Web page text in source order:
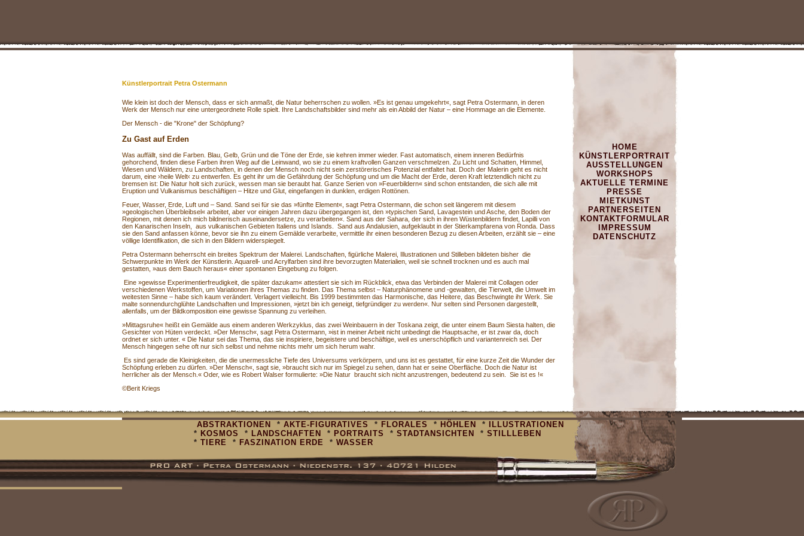
Künstlerportrait Petra Ostermann
Wie klein ist doch der Mensch, dass er sich anmaßt, die Natur beherrschen zu wollen. »Es ist genau umgekehrt«, sagt Petra Ostermann, in deren
Werk der Mensch nur eine untergeordnete Rolle spielt. Ihre Landschaftsbilder sind mehr als ein Abbild der Natur – eine Hommage an die Elemente.
Der Mensch - die "Krone" der Schöpfung?
Zu Gast auf Erden
Was auffällt, sind die Farben. Blau, Gelb, Grün und die Töne der Erde, sie kehren immer wieder. Fast automatisch, einem inneren Bedürfnis
gehorchend, finden diese Farben ihren Weg auf die Leinwand, wo sie zu einem kraftvollen Ganzen verschmelzen. Zu Licht und Schatten, Himmel,
Wiesen und Wäldern, zu Landschaften, in denen der Mensch noch nicht sein zerstörerisches Potenzial entfaltet hat. Doch der Malerin geht es nicht
darum, eine ›heile Welt‹ zu entwerfen. Es geht ihr um die Gefährdung der Schöpfung und um die Macht der Erde, deren Kraft letztendlich nicht zu
bremsen ist: Die Natur holt sich zurück, wessen man sie beraubt hat. Ganze Serien von »Feuerbildern« sind schon entstanden, die sich alle mit
Eruption und Vulkanismus beschäftigen – Hitze und Glut, eingefangen in dunklen, erdigen Rottönen.
Feuer, Wasser, Erde, Luft und – Sand. Sand sei für sie das »fünfte Element«, sagt Petra Ostermann, die schon seit längerem mit diesem
»geologischen Überbleibsel« arbeitet, aber vor einigen Jahren dazu übergegangen ist, den »typischen Sand, Lavagestein und Asche, den Boden der
Regionen, mit denen ich mich bildnerisch auseinandersetze, zu verarbeiten«. Sand aus der Sahara, der sich in ihren Wüstenbildern findet, Lapilli von
den Kanarischen Inseln, aus vulkanischen Gebieten Italiens und Islands. Sand aus Andalusien, aufgeklaubt in der Stierkampfarena von Ronda. Dass
sie den Sand anfassen könne, bevor sie ihn zu einem Gemälde verarbeite, vermittle ihr einen besonderen Bezug zu diesen Arbeiten, erzählt sie – eine
völlige Identifikation, die sich in den Bildern widerspiegelt.
Petra Ostermann beherrscht ein breites Spektrum der Malerei. Landschaften, figürliche Malerei, Illustrationen und Stilleben bildeten bisher die
Schwerpunkte im Werk der Künstlerin. Aquarell- und Acrylfarben sind ihre bevorzugten Materialien, weil sie schnell trocknen und es auch mal
gestatten, »aus dem Bauch heraus« einer spontanen Eingebung zu folgen.
Eine »gewisse Experimentierfreudigkeit, die später dazukam« attestiert sie sich im Rückblick, etwa das Verbinden der Malerei mit Collagen oder
verschiedenen Werkstoffen, um Variationen ihres Themas zu finden. Das Thema selbst – Naturphänomene und -gewalten, die Tierwelt, die Umwelt im
weitesten Sinne – habe sich kaum verändert. Verlagert vielleicht. Bis 1999 bestimmten das Harmonische, das Heitere, das Beschwingte ihr Werk. Sie
malte sonnendurchglühte Landschaften und Impressionen, »jetzt bin ich geneigt, tiefgründiger zu werden«. Nur selten sind Personen dargestellt,
allenfalls, um der Bildkomposition eine gewisse Spannung zu verleihen.
»Mittagsruhe« heißt ein Gemälde aus einem anderen Werkzyklus, das zwei Weinbauern in der Toskana zeigt, die unter einem Baum Siesta halten, die
Gesichter von Hüten verdeckt. »Der Mensch«, sagt Petra Ostermann, »ist in meiner Arbeit nicht unbedingt die Hauptsache, er ist zwar da, doch
ordnet er sich unter. « Die Natur sei das Thema, das sie inspiriere, begeistere und beschäftige, weil es unerschöpflich und variantenreich sei. Der
Mensch hingegen sehe oft nur sich selbst und nehme nichts mehr um sich herum wahr.
Es sind gerade die Kleinigkeiten, die die unermessliche Tiefe des Universums verkörpern, und uns ist es gestattet, für eine kurze Zeit die Wunder der
Schöpfung erleben zu dürfen. »Der Mensch«, sagt sie, »braucht sich nur im Spiegel zu sehen, dann hat er seine Oberfläche. Doch die Natur ist
herrlicher als der Mensch.« Oder, wie es Robert Walser formulierte: »Die Natur braucht sich nicht anzustrengen, bedeutend zu sein. Sie ist es !«
©Berit Kriegs
HOME
KÜNSTLERPORTRAIT
AUSSTELLUNGEN
WORKSHOPS
AKTUELLE TERMINE
PRESSE
MIETKUNST
PARTNERSEITEN
KONTAKTFORMULAR
IMPRESSUM
DATENSCHUTZ
ABSTRAKTIONEN * AKTE-FIGURATIVES * FLORALES * HÖHLEN *
ILLUSTRATIONEN
* KOSMOS * LANDSCHAFTEN * PORTRAITS * STADTANSICHTEN * STILLLEBEN
* TIERE * FASZINATION ERDE * WASSER